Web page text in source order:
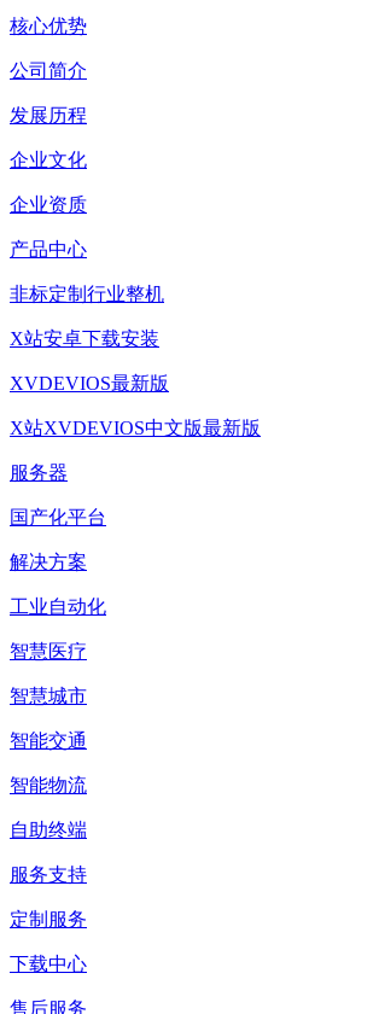
核心优势
公司简介
发展历程
企业文化
企业资质
产品中心
非标定制行业整机
X站安卓下载安装
XVDEVIOS最新版
X站XVDEVIOS中文版最新版
服务器
国产化平台
解决方案
工业自动化
智慧医疗
智慧城市
智能交通
智能物流
自助终端
服务支持
定制服务
下载中心
售后服务